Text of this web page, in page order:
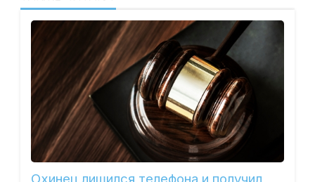
Охинец лишился телефона и получил